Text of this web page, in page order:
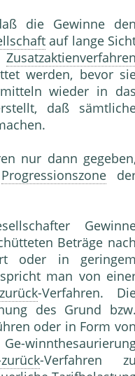
die Gewinne den
auf lange
Zusatzaktienverfahren
werden, bevor
wieder in das
daß
nur dann gegeben,
Progressionszone
Beträge nach
oder in geringem
man von
-Verfahren.
des Grund bzw.
oder in Form von
-Verfahren zu